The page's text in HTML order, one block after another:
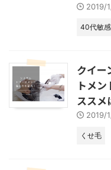
2019/
40代敏
クイー
トメ
ススメ
2019/
くせ毛